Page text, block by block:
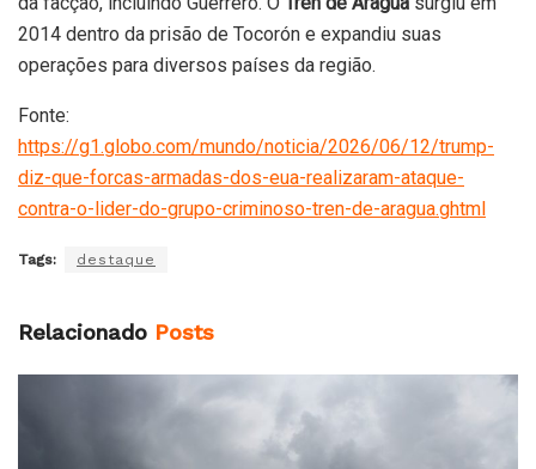
2014 dentro da prisão de Tocorón e expandiu suas
operações para diversos países da região.
Fonte:
https://g1.globo.com/mundo/noticia/2026/06/12/trump-
diz-que-forcas-armadas-dos-eua-realizaram-ataque-
contra-o-lider-do-grupo-criminoso-tren-de-aragua.ghtml
Tags: destaque
Relacionado Posts